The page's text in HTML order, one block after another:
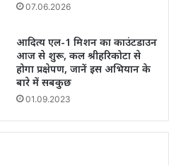
07.06.2026
आदित्य एल-1 मिशन का काउंटडाउन
आज से शुरू, कल श्रीहरिकोटा से
होगा प्रक्षेपण, जानें इस अभियान के
बारे में सबकुछ
01.09.2023